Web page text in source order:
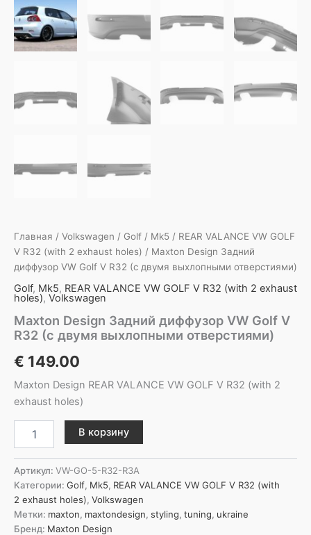
Главная / Volkswagen / Golf / Mk5 / REAR VALANCE VW GOLF
V R32 (with 2 exhaust holes) / Maxton Design Задний
диффузор VW Golf V R32 (с двумя выхлопными отверстиями)
Golf, Mk5, REAR VALANCE VW GOLF V R32 (with 2 exhaust
holes), Volkswagen
Maxton Design Задний диффузор VW Golf V
R32 (с двумя выхлопными отверстиями)
€ 149.00
Maxton Design REAR VALANCE VW GOLF V R32 (with 2
exhaust holes)
товара
Design
Задний
диффузор
VW
Golf
В корзину
Артикул: VW-GO-5-R32-R3A
Категории: Golf, Mk5, REAR VALANCE VW GOLF V R32 (with
2 exhaust holes), Volkswagen
Метки: maxton, maxtondesign, styling, tuning, ukraine
Бренд: Maxton Design